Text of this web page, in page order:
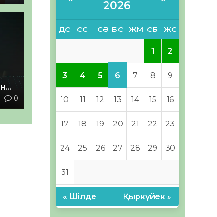
0
2026
ДС СС СӘ БС ЖМ СБ ЖС
1 2
3 4 5 6 7 8 9
10 11 12 13 14 15 16
17 18 19 20 21 22 23
24 25 26 27 28 29 30
31
« Шілде Қыркүйек »